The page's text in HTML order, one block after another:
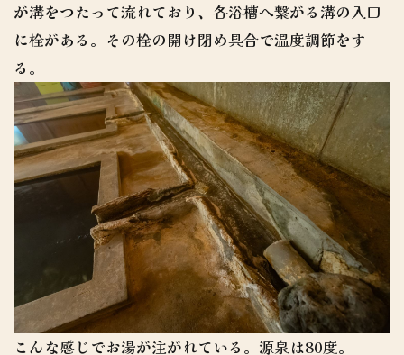
が溝をつたって流れており、各浴槽へ繋がる溝の入口
に栓がある。その栓の開け閉め具合で温度調節をす
る。
こんな感じでお湯が注がれている。源泉は80度。